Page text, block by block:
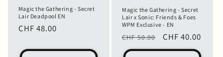
Magic the Gathering - Secret
Lair Deadpool EN
Normaler
CHF 48.00
Magic the Gathering - Secret
Lair x Sonic: Friends & Foes
WPM Exclusive - EN
Normaler
Preis
CHF 50.00 Verkaufspreis
CHF 40.00